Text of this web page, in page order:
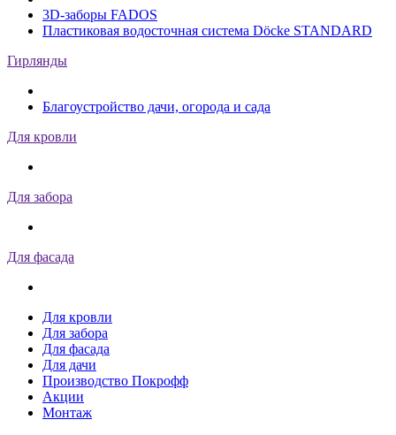
3D-заборы FADOS
Пластиковая водосточная система Döcke STANDARD
Гирлянды
Благоустройство дачи, огорода и сада
Для кровли
Для забора
Для фасада
Для кровли
Для забора
Для фасада
Для дачи
Производство Покрофф
Акции
Монтаж